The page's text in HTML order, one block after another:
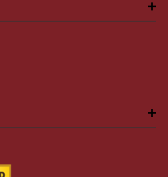
hay chơi các sự kiện,
các phụ kiện thiết bị âm
trọng để cho bộ dàn âm
khách hàng tốt hơn. Việt
khách hàng một số lựa
nhất với nhiều thương